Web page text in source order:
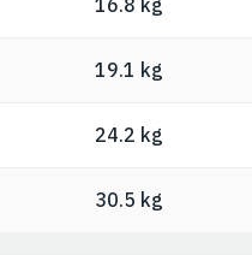
16.8 kg
19.1 kg
24.2 kg
30.5 kg